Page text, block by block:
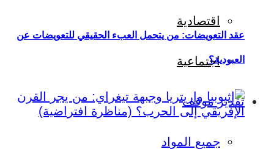
اقتصادية
اجتماعية
تقدير موقف
جميع المواد
عقد التعويضات: من يتحمل العبء الحقيقي للتعويضات عن
العبودية؟